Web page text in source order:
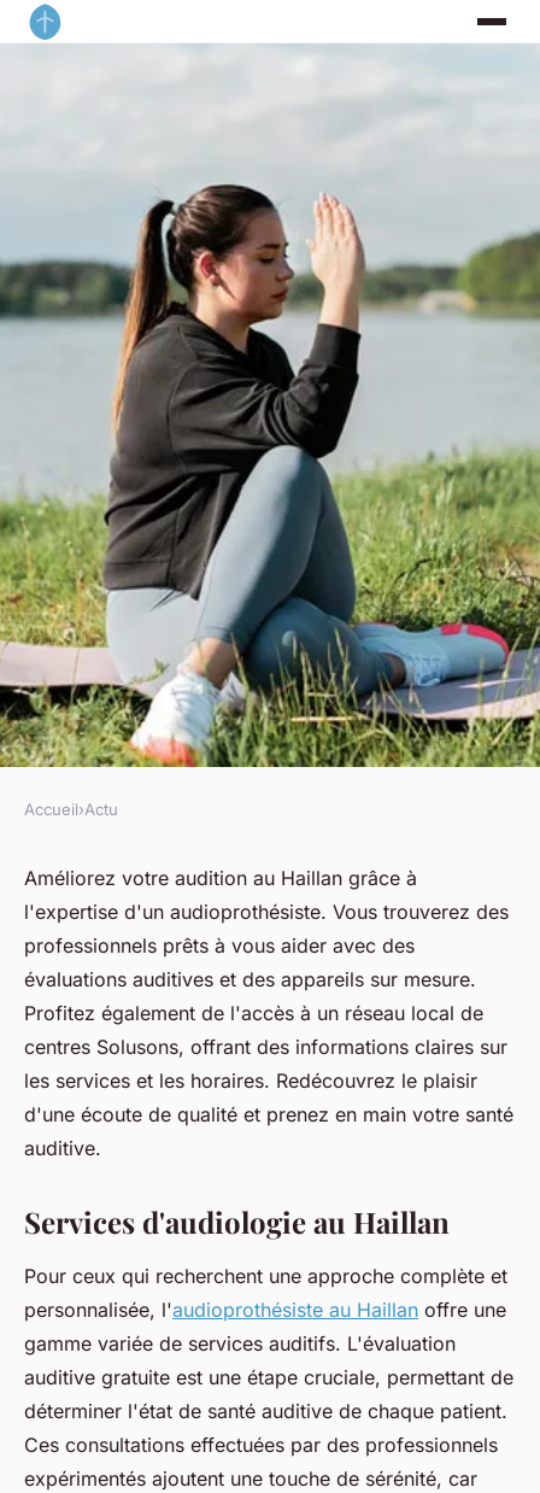
Améliorez votre audition avec
un audioprothésiste au haillan
fabienne•28 mars 2025•6 min de lecture
Accueil›Actu
Améliorez votre audition au Haillan grâce à
l'expertise d'un audioprothésiste. Vous trouverez des
professionnels prêts à vous aider avec des
évaluations auditives et des appareils sur mesure.
Profitez également de l'accès à un réseau local de
centres Solusons, offrant des informations claires sur
les services et les horaires. Redécouvrez le plaisir
d'une écoute de qualité et prenez en main votre santé
auditive.
Services d'audiologie au Haillan
Pour ceux qui recherchent une approche complète et
personnalisée, l'audioprothésiste au Haillan offre une
gamme variée de services auditifs. L'évaluation
auditive gratuite est une étape cruciale, permettant de
déterminer l'état de santé auditive de chaque patient.
Ces consultations effectuées par des professionnels
expérimentés ajoutent une touche de sérénité, car